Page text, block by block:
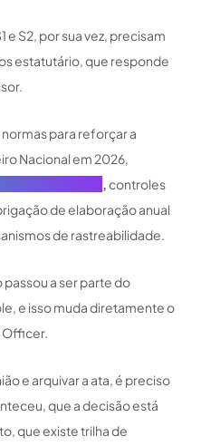
e S2, por sua vez, precisam
estatutário, que responde
para reforçar a
Nacional em 2026,
,controles
de elaboração anual
de rastreabilidade.
passou a ser parte do
e isso muda diretamente o
Officer.
e arquivar a ata, é preciso
que a decisão está
que existe trilha de